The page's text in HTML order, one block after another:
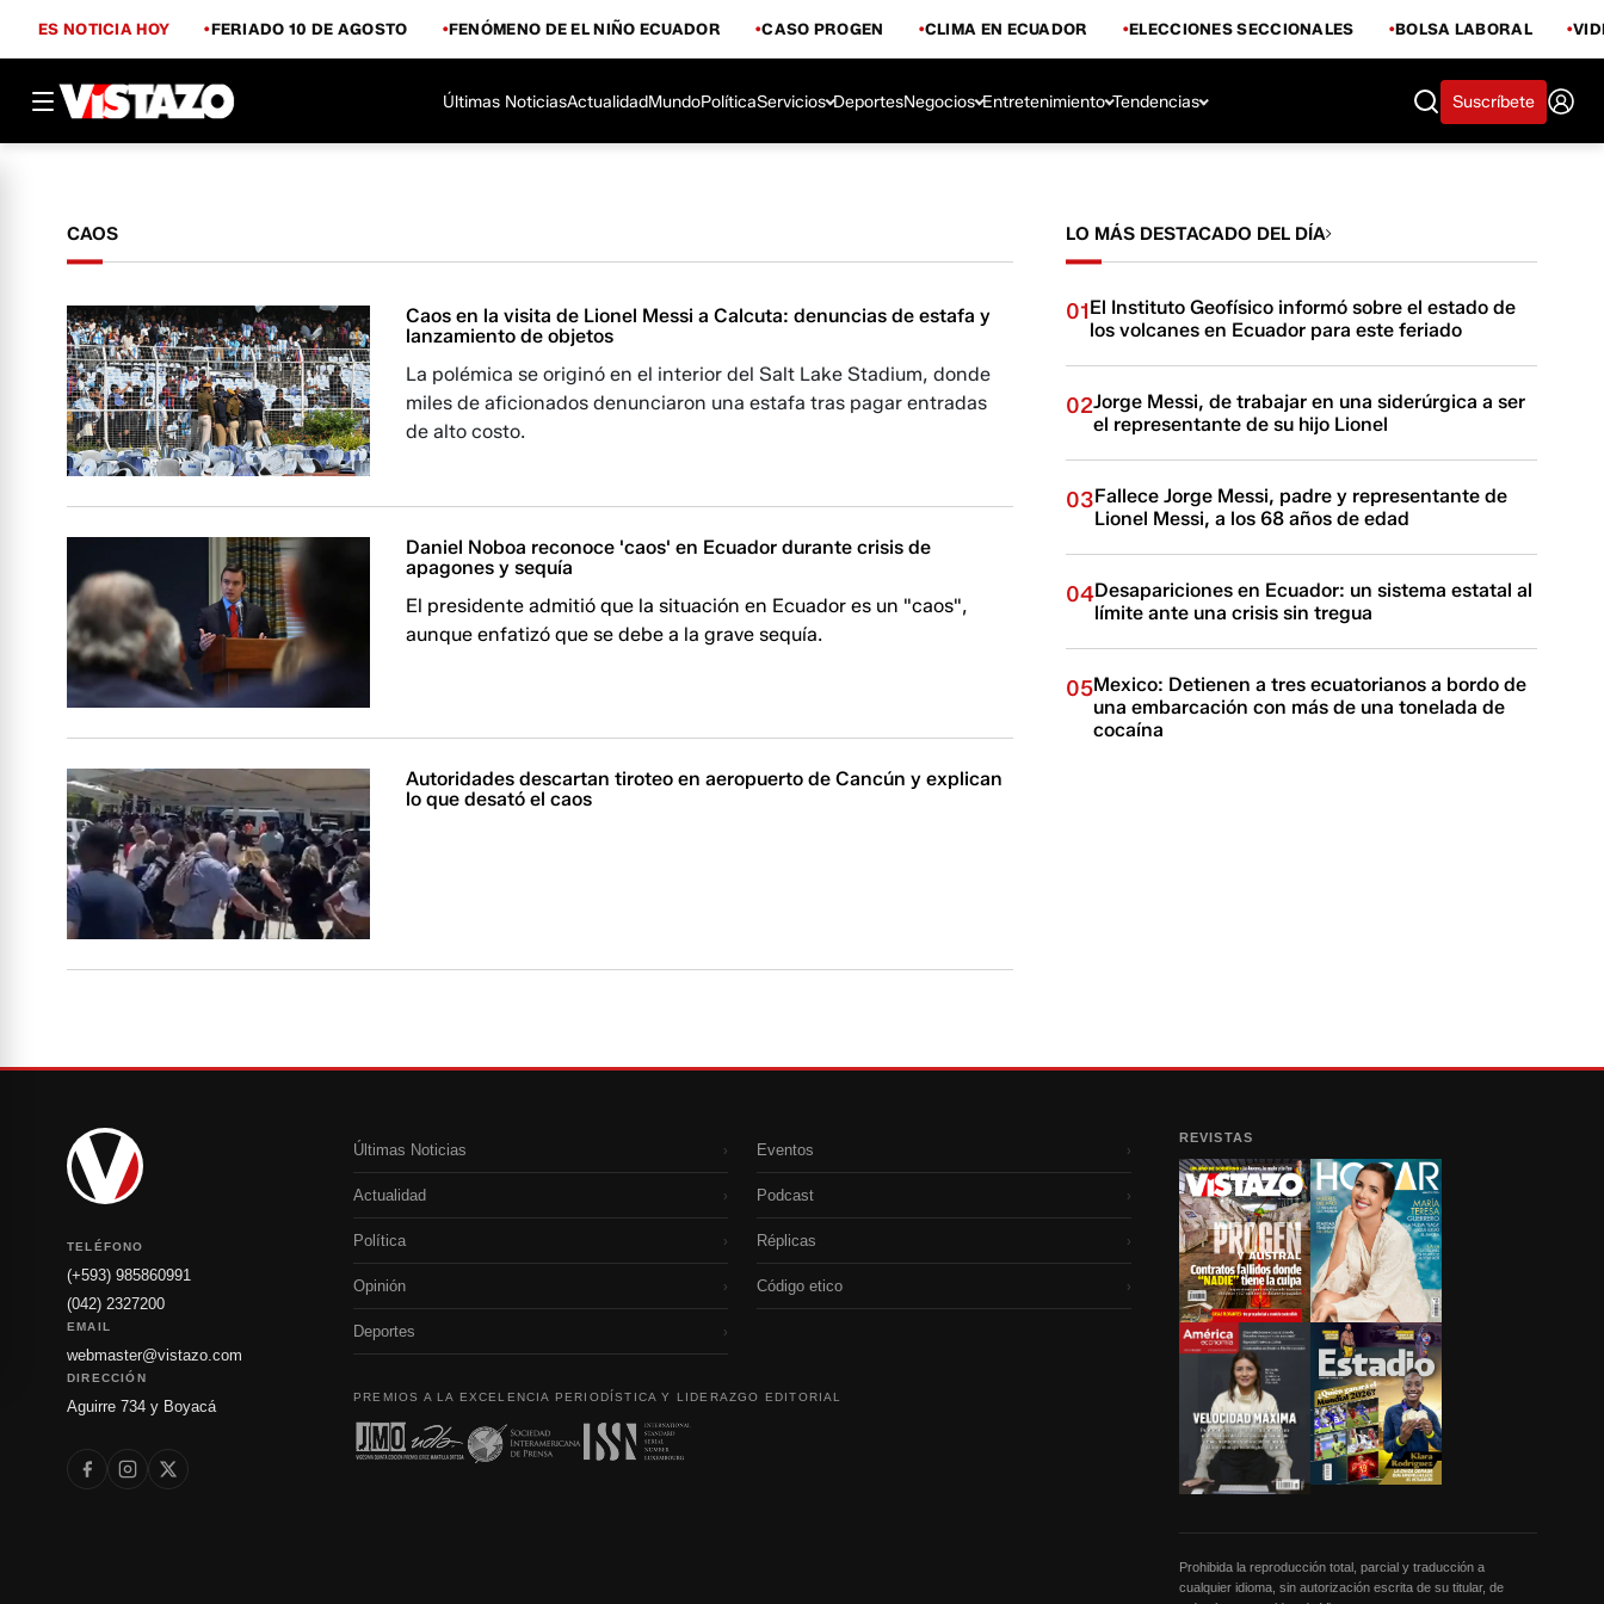
ES NOTICIA HOY FERIADO 10 DE AGOSTO FENÓMENO DE EL NIÑO ECUADOR CASO PROGEN CLIMA EN ECUADOR ELECCIONES SECCIONALES BOLSA LABORAL
Últimas NoticiasActualidadMundoPolíticaServicios DeportesNegocios Entretenimiento Tendencias Suscríbete
CAOS
Caos en la visita de Lionel Messi a Calcuta: denuncias de estafa y
lanzamiento de objetos
La polémica se originó en el interior del Salt Lake Stadium, donde
miles de aficionados denunciaron una estafa tras pagar entradas
de alto costo.
Daniel Noboa reconoce 'caos' en Ecuador durante crisis de
apagones y sequía
El presidente admitió que la situación en Ecuador es un "caos",
aunque enfatizó que se debe a la grave sequía.
Autoridades descartan tiroteo en aeropuerto de Cancún y explican
lo que desató el caos
LO MÁS DESTACADO DEL DÍA
01El Instituto Geofísico informó sobre el estado de
los volcanes en Ecuador para este feriado
02Jorge Messi, de trabajar en una siderúrgica a ser
el representante de su hijo Lionel
03Fallece Jorge Messi, padre y representante de
Lionel Messi, a los 68 años de edad
04Desapariciones en Ecuador: un sistema estatal al
límite ante una crisis sin tregua
05Mexico: Detienen a tres ecuatorianos a bordo de
una embarcación con más de una tonelada de
cocaína
TELÉFONO
(+593) 985860991
(042) 2327200
EMAIL
webmaster@vistazo.com
DIRECCIÓN
Aguirre 734 y Boyacá
Últimas Noticias ›
Actualidad ›
Política ›
Opinión ›
Deportes ›
Eventos ›
Podcast ›
Réplicas ›
Código etico ›
PREMIOS A LA EXCELENCIA PERIODÍSTICA Y LIDERAZGO EDITORIAL
REVISTAS
Prohibida la reproducción total, parcial y traducción a
cualquier idioma, sin autorización escrita de su titular, de